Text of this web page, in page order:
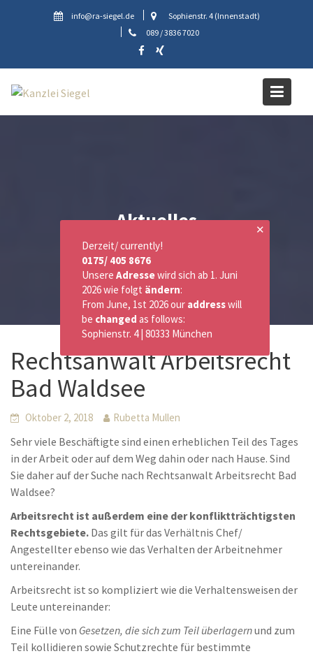
info@ra-siegel.de
Sophienstr. 4 (Innenstadt)
089 / 3836 7020
Aktuelles
Rechtsanwalt Arbeitsrecht
Bad Waldsee
Oktober 2, 2018 Rubetta Mullen
Sehr viele Beschäftigte sind einen erheblichen Teil des Tages
in der Arbeit oder auf dem Weg dahin oder nach Hause. Sind
Sie daher auf der Suche nach Rechtsanwalt Arbeitsrecht Bad
Waldsee?
Arbeitsrecht ist außerdem eine der konfliktträchtigsten
Rechtsgebiete. Das gilt für das Verhältnis Chef/
Angestellter ebenso wie das Verhalten der Arbeitnehmer
untereinander.
Arbeitsrecht ist so kompliziert wie die Verhaltensweisen der
Leute untereinander:
Eine Fülle von Gesetzen, die sich zum Teil überlagernund zum
Teil kollidieren sowie Schutzrechte für bestimmte
✕
Derzeit/ currently!
0175/ 405 8676
Unsere Adressewird sich ab 1. Juni
2026 wie folgt ändern:
From June, 1st 2026 our addresswill
be changed as follows:
Sophienstr. 4 | 80333 München